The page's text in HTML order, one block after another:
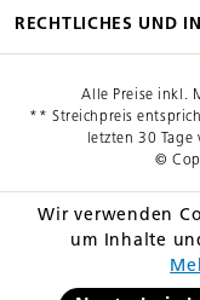
RECHTLICHES UND
Alle Preise inkl.
** Streichpreis
letzten 30
©
Wir verwenden
um Inhalte